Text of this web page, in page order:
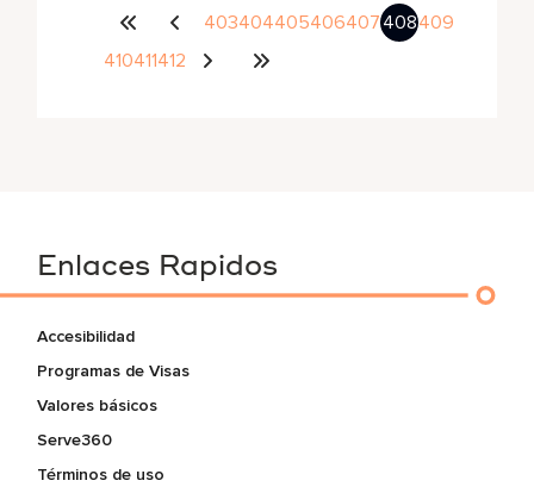
403404405406407408409
410411412
Enlaces Rapidos
Accesibilidad
Programas de Visas
Valores básicos
Serve360
Términos de uso